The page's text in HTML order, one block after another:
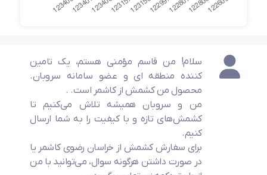
سلام! من قاسم مؤمني هستم، یک تامین
کننده منطقه ای و عضو سامانه سروبان.
محصول من کشمش از کاشمر است. .
من و سروبان همیشه تلاش می‌کنیم تا
کشمش‌های تازه و با کیفیت را به شما ارسال
کنیم.
برای سفارش کشمش از خراسان رضوی کاشمر یا
در صورت داشتن هرگونه سوال، می‌توانید با من